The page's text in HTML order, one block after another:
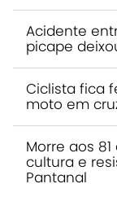
Acidente
picape
Ciclista fica
moto em
Morre aos
cultura e
Pantanal